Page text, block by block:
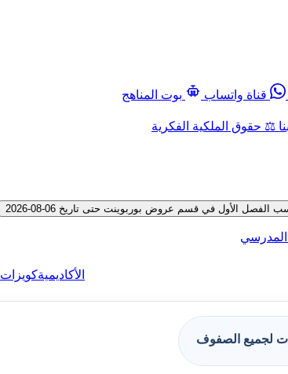
قناة واتساب
بوت المناهج
⚖️ حقوق الملكية الفكرية
الأول في قسم عروض بوربوينت حتى تاريخ 06-08-2026
المدرسي
الأكاديميةكويزات
لجميع الصفوف